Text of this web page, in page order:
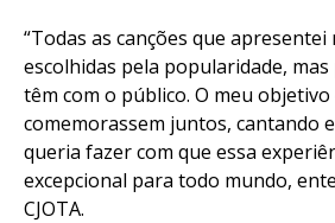
“Todas as canções que
escolhidas pela popularidade,
têm com o público. O meu
comemorassem juntos, cantando
queria fazer com que essa
excepcional para todo mundo,
CJOTA.